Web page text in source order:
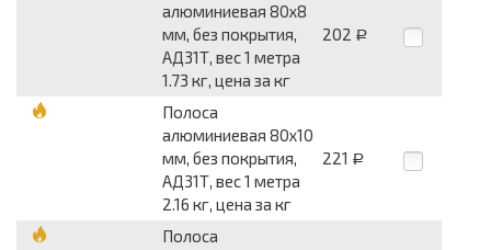
алюминиевая 80x8
мм, без покрытия,
АД31Т, вес 1 метра
1.73 кг, цена за кг
202 Р
Полоса
алюминиевая 80x10
мм, без покрытия,
АД31Т, вес 1 метра
2.16 кг, цена за кг
221 Р
Полоса